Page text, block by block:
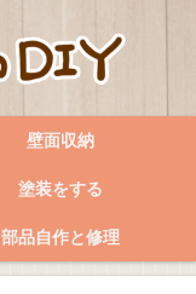
壁面収納
塗装をする
部品自作と修理